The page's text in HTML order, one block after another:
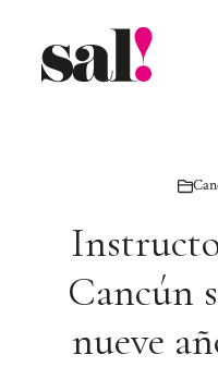
contenido
Cancún
nueve